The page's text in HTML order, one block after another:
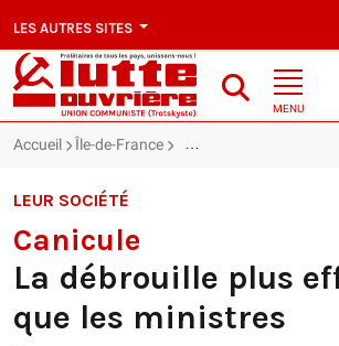
LES AUTRES SITES
MENU
Accueil Île-de-France Canicule : La
LEUR SOCIÉTÉ
Canicule
La débrouille plus
que les ministres